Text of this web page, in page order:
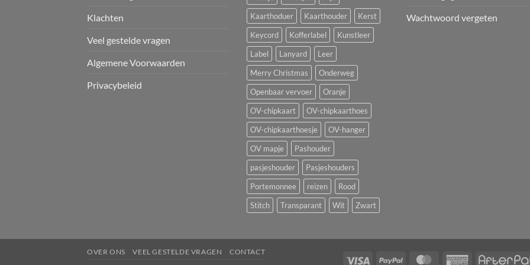
Klachten
Veel gestelde vragen
Algemene Voorwaarden
Privacybeleid
Kaarthoduer
Kaarthouder
Kerst
Keycord
Kofferlabel
Kunstleer
Label
Lanyard
Leer
Merry Christmas
Onderweg
Openbaar vervoer
Oranje
OV-chipkaart
OV-chipkaarthoes
OV-chipkaarthoesje
OV-hanger
OV mapje
Pashouder
pasjeshouder
Pasjeshouders
Portemonnee
reizen
Rood
Stitch
Transparant Wit Zwart
Wachtwoord vergeten
Visa PayPal MasterCardAmerican
OVER ONS VEEL GESTELDE VRAGEN CONTACT